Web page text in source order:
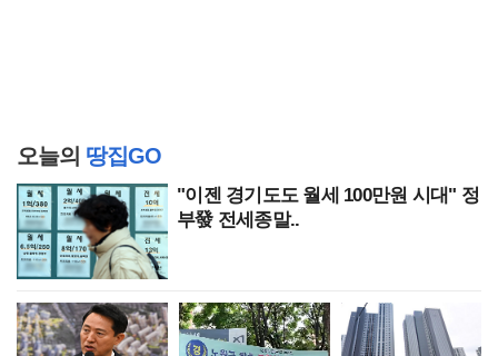
오늘의 땅집GO
"이젠 경기도도 월세 100만원 시대" 정
부發 전세종말..